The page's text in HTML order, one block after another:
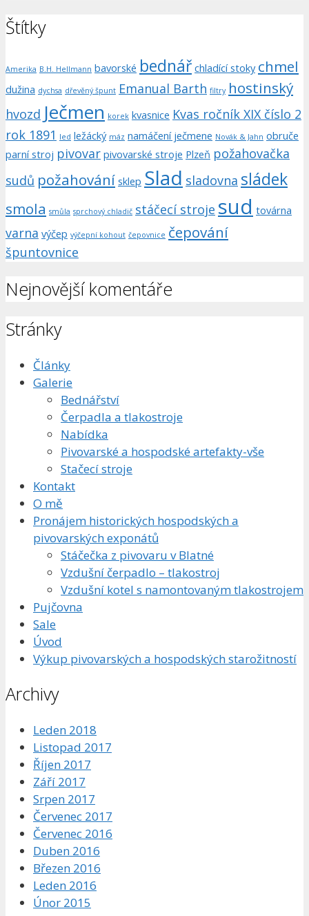
Štítky
Amerika B.H. Hellmann bavorské bednář chladící stoky chmel
dužina dychsa dřevěný špunt Emanual Barth filtry hostinský
hvozd Ječmen korek kvasnice Kvas ročník XIX číslo 2
rok 1891 led ležácký máz namáčení ječmene Novák & Jahn obruče
parní stroj pivovar pivovarské stroje Plzeň požahovačka
sudů požahování sklep Slad sladovna sládek
smola smůla sprchový chladič stáčecí stroje sud továrna
varna výčep výčepní kohout čepovnice čepování
špuntovnice
Nejnovější komentáře
Stránky
Články
Galerie
Bednářství
Čerpadla a tlakostroje
Nabídka
Pivovarské a hospodské artefakty-vše
Stačecí stroje
Kontakt
O mě
Pronájem historických hospodských a
pivovarských exponátů
Stáčečka z pivovaru v Blatné
Vzdušní čerpadlo – tlakostroj
Vzdušní kotel s namontovaným tlakostrojem
Pujčovna
Sale
Úvod
Výkup pivovarských a hospodských starožitností
Archivy
Leden 2018
Listopad 2017
Říjen 2017
Září 2017
Srpen 2017
Červenec 2017
Červenec 2016
Duben 2016
Březen 2016
Leden 2016
Únor 2015